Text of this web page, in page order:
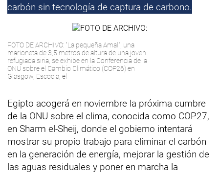
carbón sin tecnología de captura de carbono.
FOTO DE ARCHIVO: "La pequeña Amal", una
marioneta de 3,5 metros de altura de una joven
refugiada siria, se exhibe en la Conferencia de la
ONU sobre el Cambio Climático (COP26) en
Glasgow, Escocia, el
Egipto acogerá en noviembre la próxima cumbre
de la ONU sobre el clima, conocida como COP27,
en Sharm el-Sheij, donde el gobierno intentará
mostrar su propio trabajo para eliminar el carbón
en la generación de energía, mejorar la gestión de
las aguas residuales y poner en marcha la